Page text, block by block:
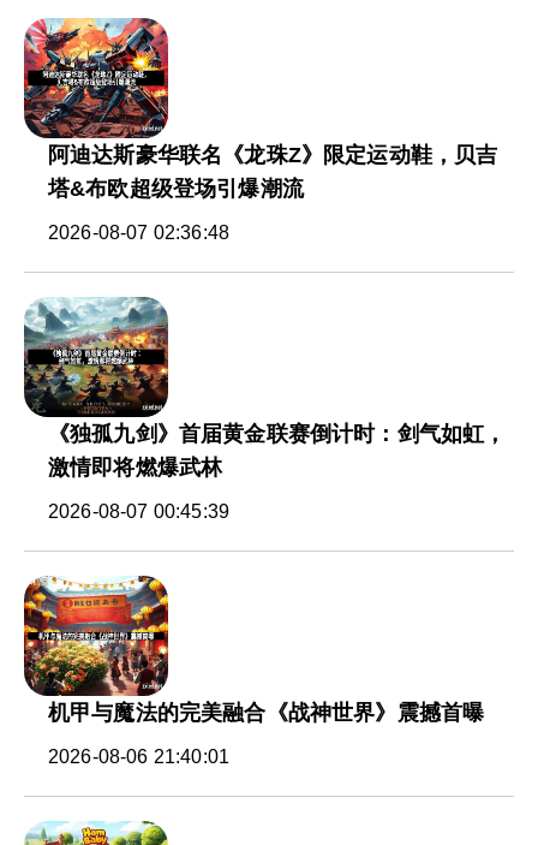
阿迪达斯豪华联名《龙珠Z》限定运动鞋，贝吉
塔&布欧超级登场引爆潮流
2026-08-07 02:36:48
《独孤九剑》首届黄金联赛倒计时：剑气如虹，
激情即将燃爆武林
2026-08-07 00:45:39
机甲与魔法的完美融合《战神世界》震撼首曝
2026-08-06 21:40:01